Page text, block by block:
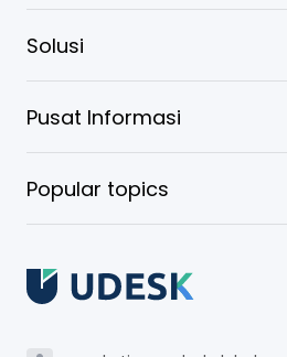
Solusi
Pusat Informasi
Popular topics